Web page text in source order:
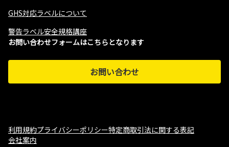
GHS対応ラベルについて
警告ラベル安全規格講座
お問い合わせフォームはこちらとなります
お問い合わせ
利用規約プライバシーポリシー特定商取引法に関する表記
会社案内